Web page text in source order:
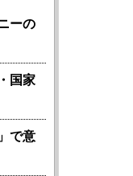
ーの
国家
で意